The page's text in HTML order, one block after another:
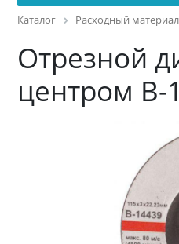
Каталог Расходный материал
Отрезной
центром B-